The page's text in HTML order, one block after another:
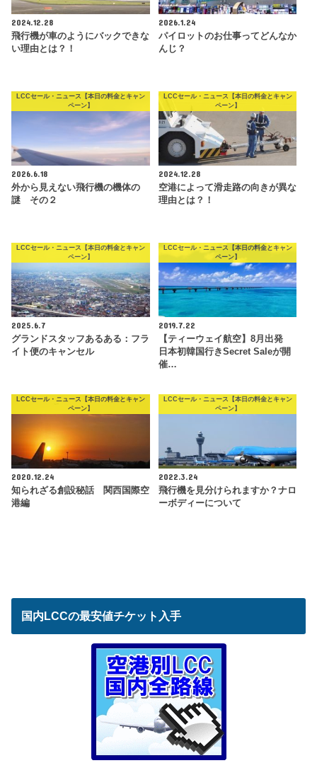
2024.12.28
飛行機が車のようにバックできな
い理由とは？！
2026.1.24
パイロットのお仕事ってどんなか
んじ？
LCCセール・ニュース【本日の料金とキャン
ペーン】
2026.6.18
外から見えない飛行機の機体の
謎 その２
LCCセール・ニュース【本日の料金とキャン
ペーン】
2024.12.28
空港によって滑走路の向きが異な
理由とは？！
LCCセール・ニュース【本日の料金とキャン
ペーン】
2025.6.7
グランドスタッフあるある：フラ
イト便のキャンセル
LCCセール・ニュース【本日の料金とキャン
ペーン】
2019.7.22
【ティーウェイ航空】8月出発
日本初韓国行きSecret Saleが開
催…
LCCセール・ニュース【本日の料金とキャン
ペーン】
2020.12.24
知られざる創設秘話 関西国際空
港編
LCCセール・ニュース【本日の料金とキャン
ペーン】
2022.3.24
飛行機を見分けられますか？ナロ
ーボディーについて
国内LCCの最安値チケット入手